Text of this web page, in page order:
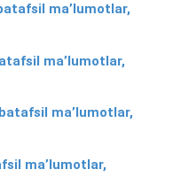
ma’lumotlar,
ma’lumotlar,
ma’lumotlar,
ma’lumotlar,